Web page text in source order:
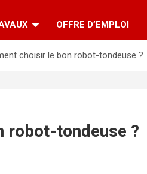
OFFRE D’EMPLOI
choisir le bon robot-tondeuse ?
robot-tondeuse ?